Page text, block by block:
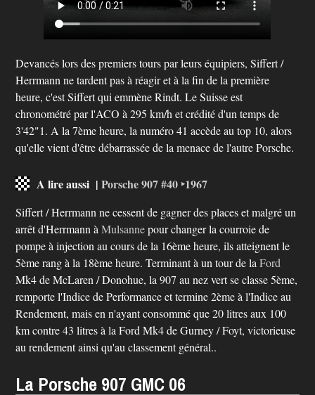
Devancés lors des premiers tours par leurs équipiers, Siffert /
Herrmann ne tardent pas à réagir et à la fin de la première
heure, c'est Siffert qui emmène Rindt. Le Suisse est
chronométré par l'ACO à 295 km/h et crédité d'un temps de
3'42"1. A la 7ème heure, la numéro 41 accède au top 10, alors
qu'elle vient d'être débarrassée de la menace de l'autre Porsche.
A lire aussi |Porsche 907 #40 ‣1967
Siffert / Herrmann ne cessent de gagner des places et malgré un
arrêt d'Herrmann àMulsannepour changer la courroie de
pompe à injection au cours de la 16ème heure, ils atteignent le
5ème rang à la 18ème heure. Terminant à un tour de laFord
Mk4 de McLaren / Donohue, la 907 au nez vert se classe 5ème,
remporte l'Indice de Performance et termine 2ème à l'Indice au
Rendement, mais en n'ayant consommé que 20 litres aux 100
km contre 43 litres à la Ford Mk4 de Gurney / Foyt, victorieuse
au rendement ainsi qu'au classement général..
La Porsche 907 GMC 06